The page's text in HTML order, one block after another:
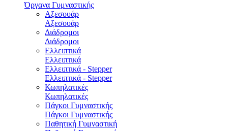
Όργανα Γυμναστικής
Αξεσουάρ
Αξεσουάρ
Διάδρομοι
Διάδρομοι
Ελλειπτικά
Ελλειπτικά
Ελλειπτικά - Stepper
Ελλειπτικά - Stepper
Κωπηλατικές
Κωπηλατικές
Πάγκοι Γυμναστικής
Πάγκοι Γυμναστικής
Παθητική Γυμναστική